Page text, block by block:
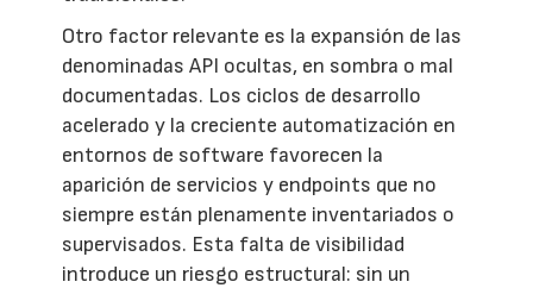
Otro factor relevante es la expansión de las
denominadas API ocultas, en sombra o mal
documentadas. Los ciclos de desarrollo
acelerado y la creciente automatización en
entornos de software favorecen la
aparición de servicios y endpoints que no
siempre están plenamente inventariados o
supervisados. Esta falta de visibilidad
introduce un riesgo estructural: sin un